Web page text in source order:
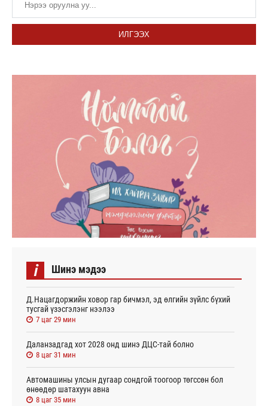
ИЛГЭЭХ
i Шинэ мэдээ
Д.Нацагдоржийн ховор гар бичмэл, эд өлгийн зүйлс бүхий
тусгай үзэсгэлэнг нээлээ
7 цаг 29 мин
Даланзадгад хот 2028 онд шинэ ДЦС-тай болно
8 цаг 31 мин
Автомашины улсын дугаар сондгой тоогоор төгссөн бол
өнөөдөр шатахуун авна
8 цаг 35 мин